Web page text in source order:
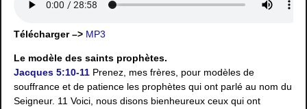
Télécharger –> MP3
Le modèle des saints prophètes.
Jacques 5:10-11 Prenez, mes frères, pour modèles de
souffrance et de patience les prophètes qui ont parlé au nom du
Seigneur. 11 Voici, nous disons bienheureux ceux qui ont